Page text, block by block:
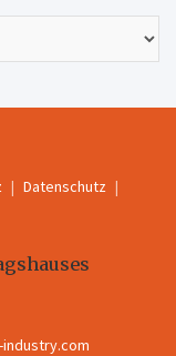
Datenschutz